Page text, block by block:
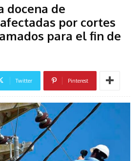
docena de
por cortes
para el fin de
Twitter Pinterest